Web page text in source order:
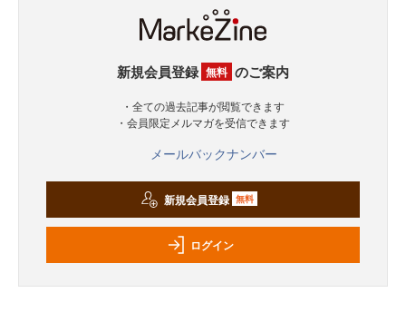
新規会員登録 無料 のご案内
・全ての過去記事が閲覧できます
・会員限定メルマガを受信できます
メールバックナンバー
新規会員登録 無料
ログイン